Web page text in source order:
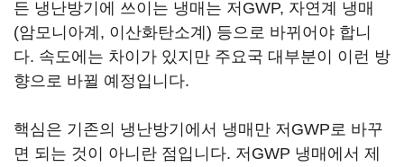
든 냉난방기에 쓰이는 냉매는 저GWP, 자연계 냉매
(암모니아계, 이산화탄소계) 등으로 바뀌어야 합니
다. 속도에는 차이가 있지만 주요국 대부분이 이런 방
향으로 바뀔 예정입니다.
핵심은 기존의 냉난방기에서 냉매만 저GWP로 바꾸
면 되는 것이 아니란 점입니다. 저GWP 냉매에서 제